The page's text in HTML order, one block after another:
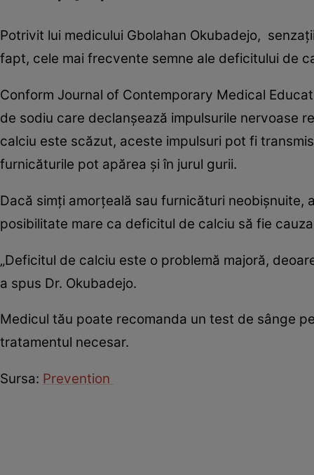
Potrivit lui medicului Gbolahan Okubadejo,
fapt, cele mai frecvente semne ale deficitului de
Conform Journal of Contemporary Medical
de sodiu care declanșează impulsurile nervoase
calciu este scăzut, aceste impulsuri pot fi
furnicăturile pot apărea și în jurul gurii.
Dacă simți amorțeală sau furnicături
posibilitate mare ca deficitul de calciu să fie
„Deficitul de calciu este o problemă majoră,
a spus Dr. Okubadejo.
Medicul tău poate recomanda un test de sânge
tratamentul necesar.
Sursa: Prevention